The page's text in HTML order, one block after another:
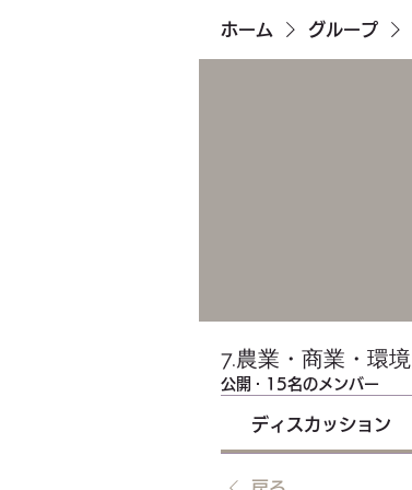
ホーム グループ
7.農業・商業・環境
公開 · 15名のメンバー
ディスカッション